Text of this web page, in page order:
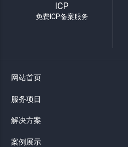
ICP
免费ICP备案服务
网站首页
服务项目
解决方案
案例展示